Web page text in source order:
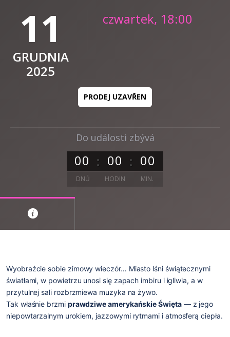
Do události zbývá
00 00 00
DNŮ HODIN MIN.
11
GRUDNIA
2025
czwartek, 18:00
PRODEJ UZAVŘEN
Wyobraźcie sobie zimowy wieczór… Miasto lśni świątecznymi
światłami, w powietrzu unosi się zapach imbiru i igliwia, a w
przytulnej sali rozbrzmiewa muzyka na żywo.
Tak właśnie brzmi prawdziwe amerykańskie Święta— z jego
niepowtarzalnym urokiem, jazzowymi rytmami i atmosferą ciepła.